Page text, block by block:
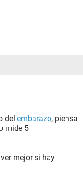
del embarazo, piensa
mide 5
mejor si hay